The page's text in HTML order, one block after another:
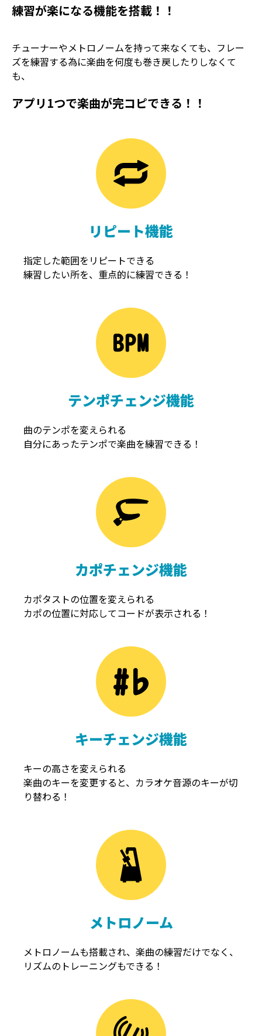
練習が楽になる機能を搭載！！
チューナーやメトロノームを持って来なくても、フレー
ズを練習する為に楽曲を何度も巻き戻したりしなくて
も、
アプリ1つで楽曲が完コピできる！！
リピート機能
指定した範囲をリピートできる
練習したい所を、重点的に練習できる！
テンポチェンジ機能
曲のテンポを変えられる
自分にあったテンポで楽曲を練習できる！
カポチェンジ機能
カポタストの位置を変えられる
カポの位置に対応してコードが表示される！
キーチェンジ機能
キーの高さを変えられる
楽曲のキーを変更すると、カラオケ音源のキーが切
り替わる！
メトロノーム
メトロノームも搭載され、楽曲の練習だけでなく、
リズムのトレーニングもできる！